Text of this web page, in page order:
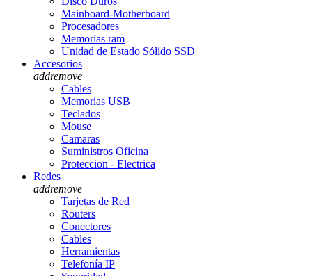
Mainboard-Motherboard
Procesadores
Memorias ram
Unidad de Estado Sólido SSD
Accesorios
addremove
Cables
Memorias USB
Teclados
Mouse
Camaras
Suministros Oficina
Proteccion - Electrica
Redes
addremove
Tarjetas de Red
Routers
Conectores
Cables
Herramientas
Telefonía IP